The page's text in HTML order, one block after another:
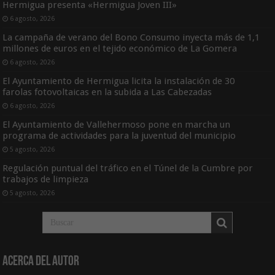
Hermigua presenta «Hermigua Joven III»
6 agosto, 2026
La campaña de verano del Bono Consumo inyecta más de 1,1
millones de euros en el tejido económico de La Gomera
6 agosto, 2026
El Ayuntamiento de Hermigua licita la instalación de 30
farolas fotovoltaicas en la subida a Las Cabezadas
6 agosto, 2026
El Ayuntamiento de Vallehermoso pone en marcha un
programa de actividades para la juventud del municipio
5 agosto, 2026
Regulación puntual del tráfico en el Túnel de la Cumbre por
trabajos de limpieza
5 agosto, 2026
Acerca del Autor